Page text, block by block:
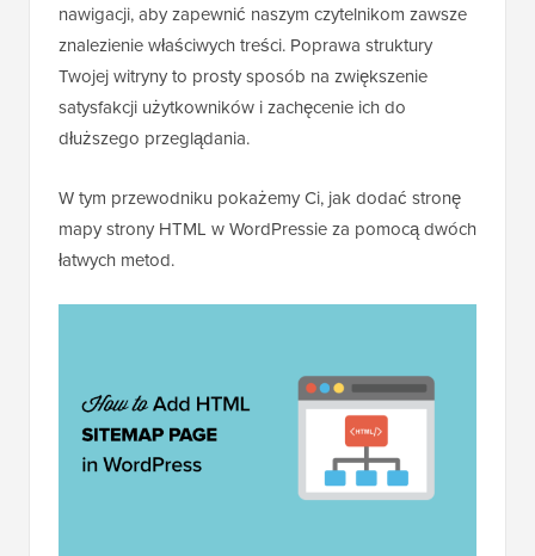
nawigacji, aby zapewnić naszym czytelnikom zawsze
znalezienie właściwych treści. Poprawa struktury
Twojej witryny to prosty sposób na zwiększenie
satysfakcji użytkowników i zachęcenie ich do
dłuższego przeglądania.
W tym przewodniku pokażemy Ci, jak dodać stronę
mapy strony HTML w WordPressie za pomocą dwóch
łatwych metod.